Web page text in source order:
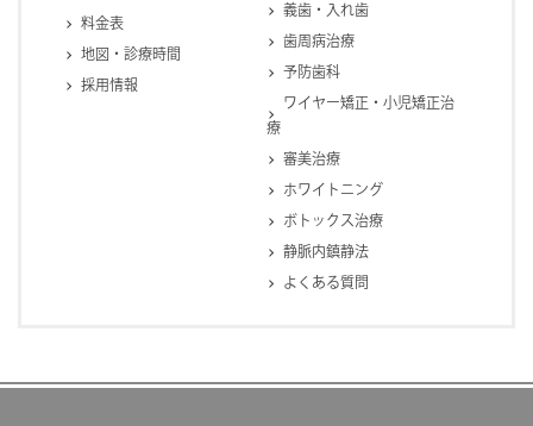
料金表
地図・診療時間
採用情報
義歯・入れ歯
歯周病治療
予防歯科
ワイヤー矯正・小児矯正治
療
審美治療
ホワイトニング
ボトックス治療
静脈内鎮静法
よくある質問